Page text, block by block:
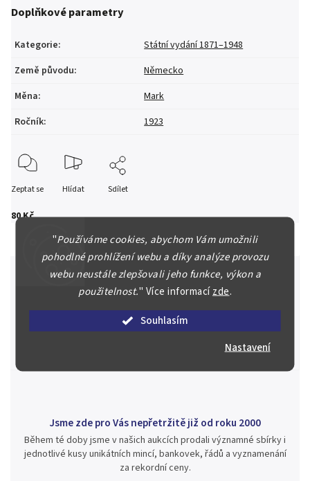
"Používáme cookies, abychom Vám umožnili
pohodlné prohlížení webu a díky analýze provozu
webu neustále zlepšovali jeho funkce, výkon a
použitelnost." Více informacízde.
Souhlasím
Nastavení
80 Kč
Doplňkové parametry
Kategorie:
Státní vydání 1871–1948
Země původu:
Německo
Měna:
Mark
Ročník: 1923
Zeptat se Hlídat Sdílet
Špičkové služby za nejlepší ceny
Náš kolektiv specialistů a znalců se Vám bude plně věnovat.
aukci nebo Vám poradíme kam investovat.
Jsme zde pro Vás nepřetržitě již od roku 2000
Během té doby jsme v našich aukcích prodali významné sbírky i
jednotlivé kusy unikátních mincí, bankovek, řádů a vyznamenání
za rekordní ceny.